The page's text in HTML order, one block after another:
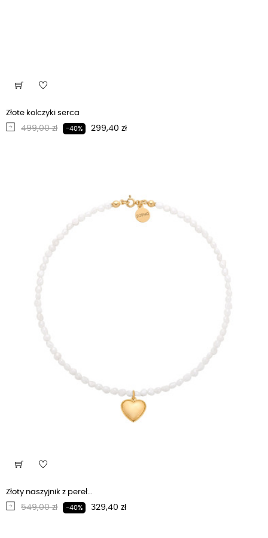
Złote kolczyki serca
Regularna cena
499,00 zł -40% Cena
299,40 zł
Złoty naszyjnik z pereł...
Regularna cena
549,00 zł -40% Cena
329,40 zł